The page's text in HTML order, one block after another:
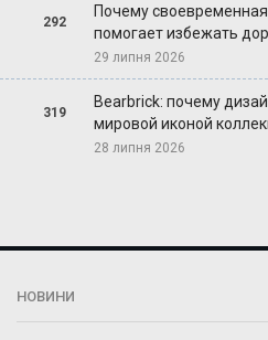
292
Почему
помогает избежать
29 липня 2026
319
Bearbrick: почему
мировой иконой
28 липня 2026
НОВИНИ